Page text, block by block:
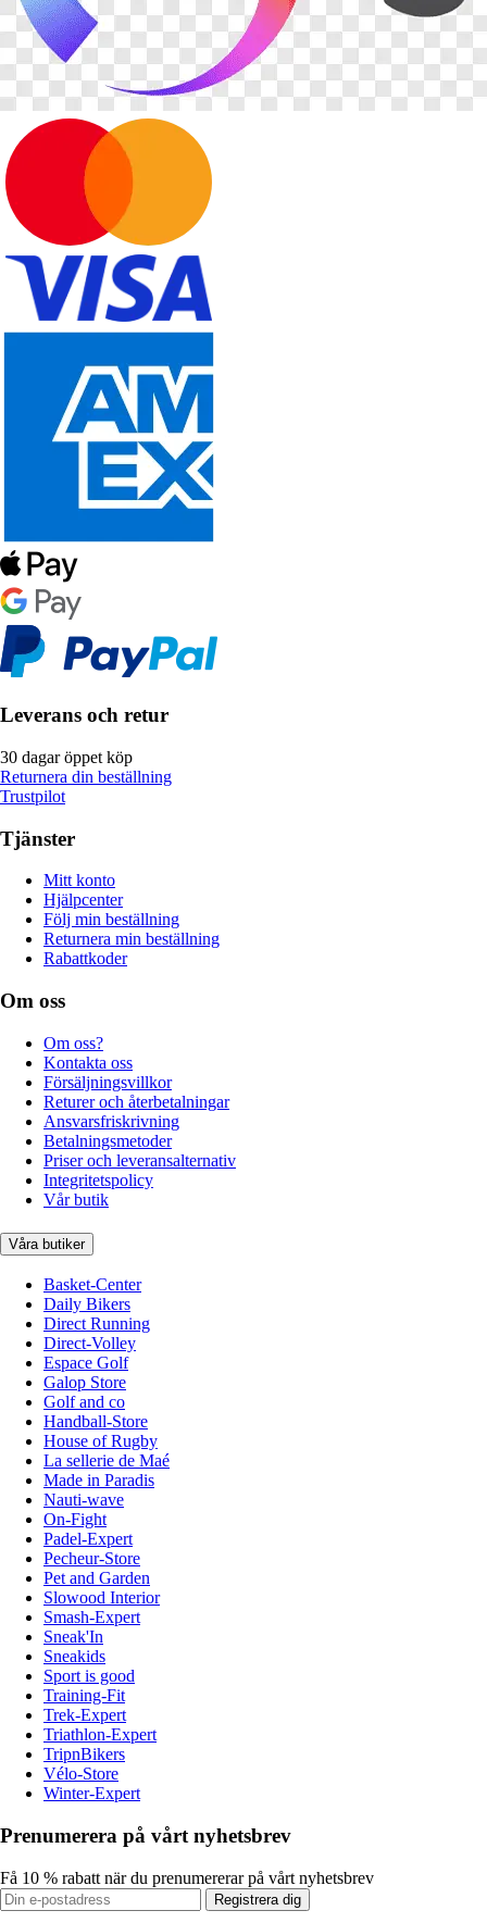
Leverans och retur
30 dagar öppet köp
Returnera din beställning
Trustpilot
Tjänster
Mitt konto
Hjälpcenter
Följ min beställning
Returnera min beställning
Rabattkoder
Om oss
Om oss?
Kontakta oss
Försäljningsvillkor
Returer och återbetalningar
Ansvarsfriskrivning
Betalningsmetoder
Priser och leveransalternativ
Integritetspolicy
Vår butik
Våra butiker
Basket-Center
Daily Bikers
Direct Running
Direct-Volley
Espace Golf
Galop Store
Golf and co
Handball-Store
House of Rugby
La sellerie de Maé
Made in Paradis
Nauti-wave
On-Fight
Padel-Expert
Pecheur-Store
Pet and Garden
Slowood Interior
Smash-Expert
Sneak'In
Sneakids
Sport is good
Training-Fit
Trek-Expert
Triathlon-Expert
TripnBikers
Vélo-Store
Winter-Expert
Prenumerera på vårt nyhetsbrev
Få 10 % rabatt när du prenumererar på vårt nyhetsbrev
Registrera dig